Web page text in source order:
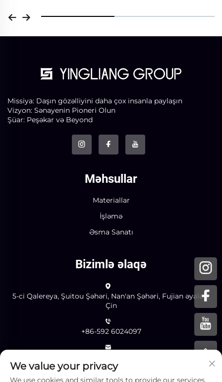
Missiya: Daşın gözəlliyini daha çox insanla paylaşın
Vizyon: Sənayenin Pioneri Olun
Şüar: Peşəkar və Beyond
Məhsullar
Materiallar
İşləmə
Əsma Sanatı
Bizimlə əlaqə
5-ci Qalereya, Şuitou Şəhəri, Nan'an Şəhəri, Fujian əyaləti,
Çin
+86-592 6024097
We value your privacy
We use cookies and similar tools to provide our services.